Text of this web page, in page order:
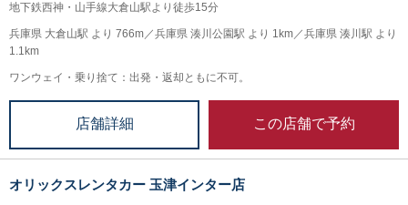
地下鉄西神・山手線大倉山駅より徒歩15分
兵庫県 大倉山駅 より 766m／兵庫県 湊川公園駅 より 1km／兵庫県 湊川駅 より
1.1km
ワンウェイ・乗り捨て：出発・返却ともに不可。
店舗詳細 この店舗で予約
オリックスレンタカー 玉津インター店